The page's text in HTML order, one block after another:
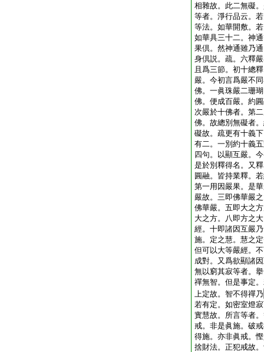
相雜故。此二無礙
等者。淨行品云。
等法。如華開敷。
如華具三十二。神
果倶。然神通雖乃
身倶説。疏。六釋
且爲三節。初十總
嚴。今初言爲嚴不
佛。一眞珠嚴二珊
佛。便成百嚴。約
次嚴於十佛者。第
佛。故總別無礙者
礙故。疏更有十義
有二。一別約十義
四句。以顯互嚴。
是於別釋得名。又
圓融。皆持業釋。
第一用因嚴果。是
嚴故。三即佛華嚴
佛華嚴。五即大之
大之方。八即方之
經。十即諸因互嚴
施。定之慧。慧之
但可以大等嚴經。
成對。又爲欲顯諸
無以窮其寂等者。
禪無智。但是事定
上定故。智不得禪乃
若有定。如密室燈
實慧故。所言等者
戒。非是眞施。破
得施。亦非眞戒。
捨財法。正犯戒故